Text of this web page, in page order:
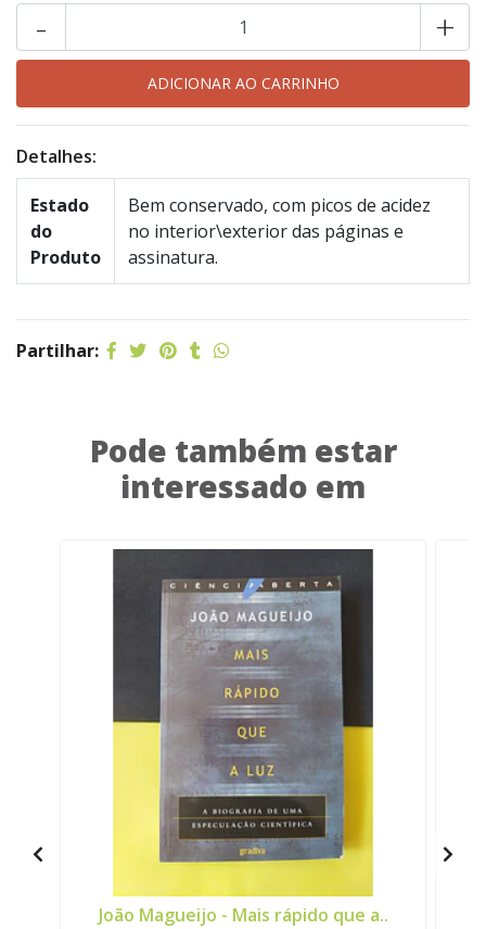
+
-
Detalhes:
Estado
do
Produto
Bem conservado, com picos de acidez
no interior\exterior das páginas e
assinatura.
Partilhar:
Pode também estar
interessado em
João Magueijo - Mais rápido que a..